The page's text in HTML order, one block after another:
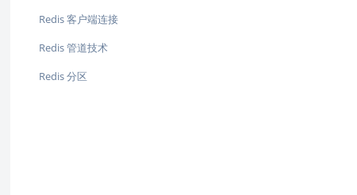
Redis 客户端连接
Redis 管道技术
Redis 分区